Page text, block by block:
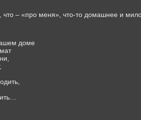
– «про меня», что-то домашнее и
доме